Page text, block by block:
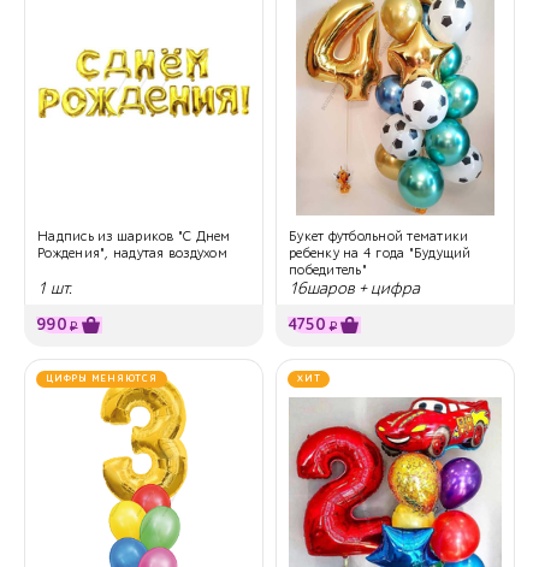
Надпись из шариков "С Днем
Рождения", надутая воздухом
1 шт.
990 ₽
Букет футбольной тематики
ребенку на 4 года "Будущий
победитель"
16шаров + цифра
4750 ₽
ЦИФРЫ МЕНЯЮТСЯ ХИТ